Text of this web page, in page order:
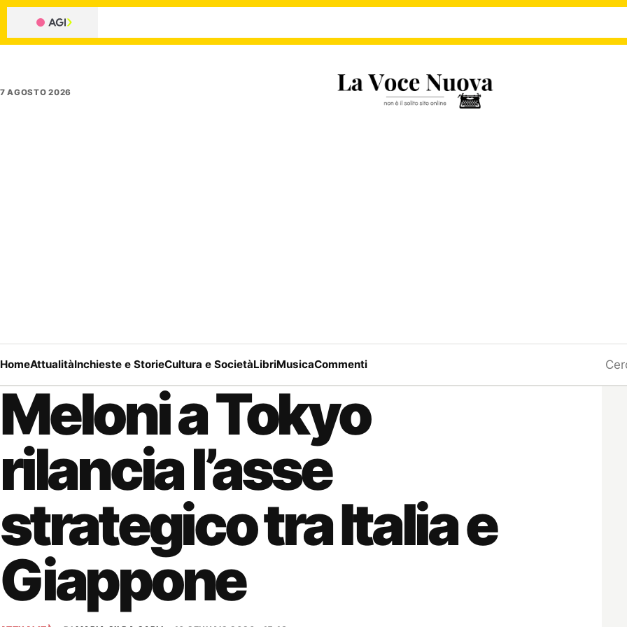
7 AGOSTO 2026
HomeAttualitàInchieste e StorieCultura e SocietàLibriMusicaCommenti
Meloni a Tokyo
rilancia l’asse
strategico tra Italia e
Giappone